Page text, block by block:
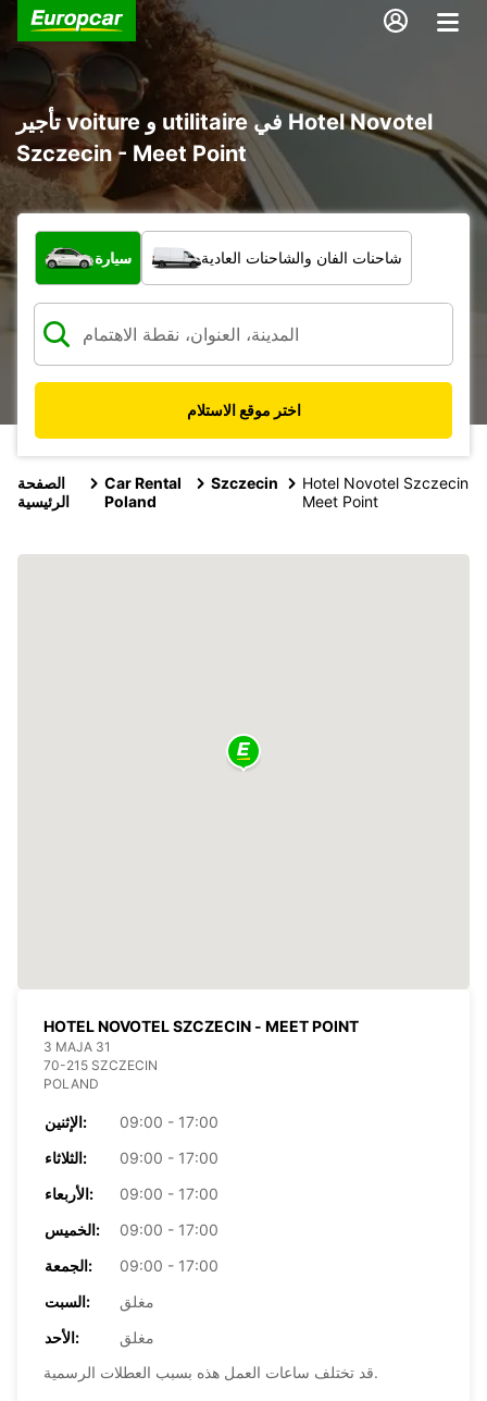
تأجير voiture و utilitaire في Hotel Novotel
Szczecin - Meet Point
ما نوع المركبة؟
سيارة شاحنات الفان والشاحنات العادية
اختر موقع الاستلام
الصفحة
الرئيسية
Car Rental
Poland
Szczecin
Hotel Novotel Szczecin
Meet Point
HOTEL NOVOTEL SZCZECIN - MEET POINT
3 MAJA 31
70-215 SZCZECIN
POLAND
الإثنين:
09:00 - 17:00
الثلاثاء:
09:00 - 17:00
الأربعاء:
09:00 - 17:00
الخميس:
09:00 - 17:00
الجمعة:
09:00 - 17:00
السبت:
مغلق
الأحد:
مغلق
قد تختلف ساعات العمل هذه بسبب العطلات الرسمية.